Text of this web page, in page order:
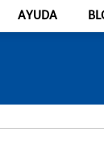
AYUDA